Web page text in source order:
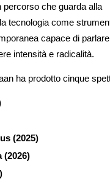
percorso che guarda alla
tecnologia come
capace di
intensità e radicalità.
ha prodotto cinque
(2025)
(2026)